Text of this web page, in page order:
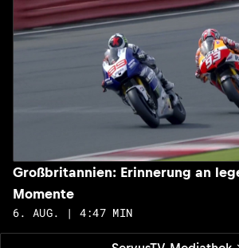
Großbritannien: Erinnerung an
Momente
6. AUG. | 4:47 MIN